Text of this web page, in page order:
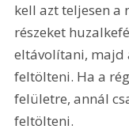
kell azt teljesen a
részeket
eltávolítani, majd
feltölteni. Ha a
felületre, annál
feltölteni.